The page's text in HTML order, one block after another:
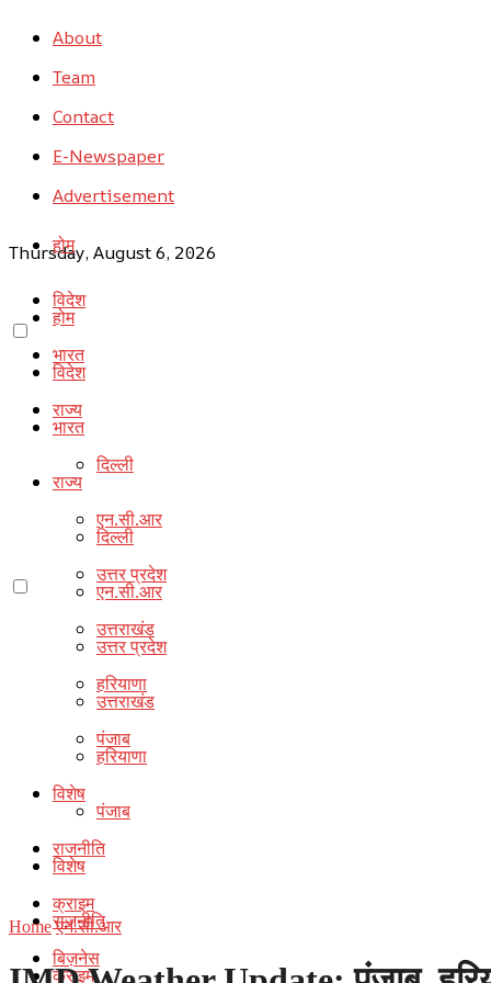
About
Team
Contact
E-Newspaper
Advertisement
Thursday, August 6, 2026
होम
विदेश
भारत
राज्य
दिल्ली
एन.सी.आर
उत्तर प्रदेश
उत्तराखंड
हरियाणा
पंजाब
विशेष
राजनीति
क्राइम
बिज़नेस
होम
विदेश
भारत
राज्य
दिल्ली
एन.सी.आर
उत्तर प्रदेश
उत्तराखंड
हरियाणा
पंजाब
विशेष
राजनीति
क्राइम
Home एन.सी.आर